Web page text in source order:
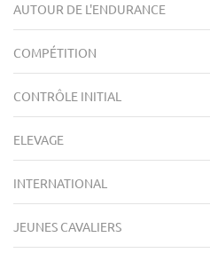
AUTOUR DE L'ENDURANCE
COMPÉTITION
CONTRÔLE INITIAL
ELEVAGE
INTERNATIONAL
JEUNES CAVALIERS